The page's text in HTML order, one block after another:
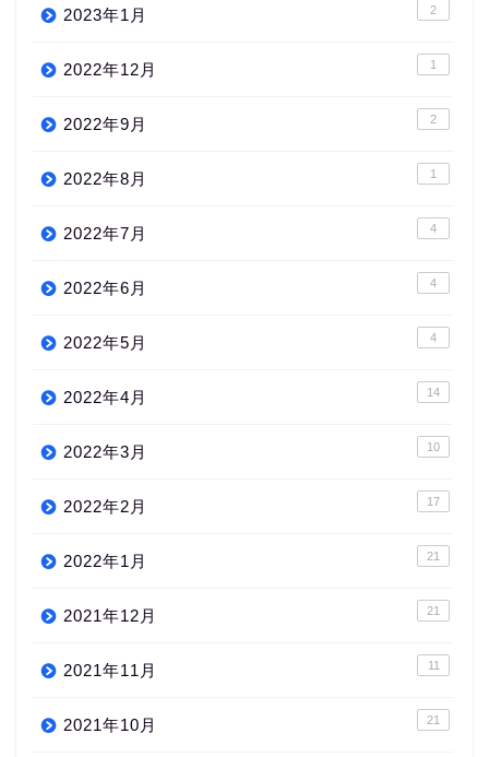
2023年1月 2
2022年12月 1
2022年9月 2
2022年8月 1
2022年7月 4
2022年6月 4
2022年5月 4
2022年4月 14
2022年3月 10
2022年2月 17
2022年1月 21
2021年12月 21
2021年11月 11
2021年10月 21